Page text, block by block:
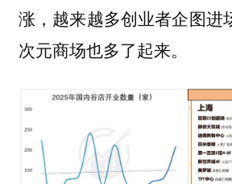
涨，越来越多创业者企图进
次元商场也多了起来。